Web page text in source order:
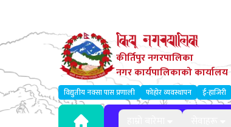
कीर्तिपुर नगरपालिका
नगर कार्यपालिकाको कार्यालय
विद्युतीय नक्सा पास प्रणाली फोहोर व्यवस्थापन ई-हाजिरी